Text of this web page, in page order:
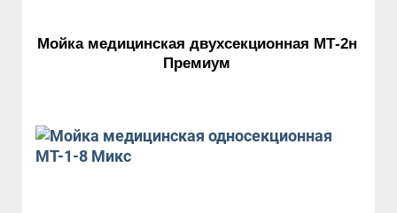
Мойка медицинская двухсекционная МТ-2н
Премиум